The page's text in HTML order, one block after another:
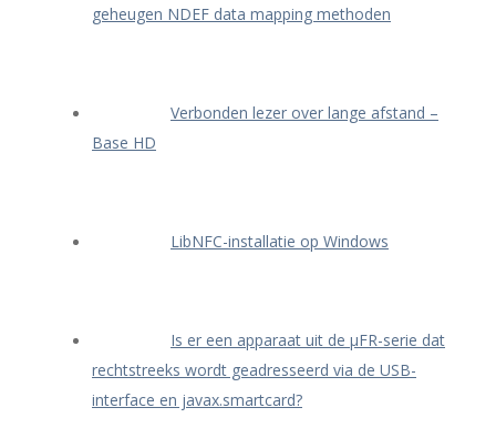
geheugen NDEF data mapping methoden
Verbonden lezer over lange afstand –
Base HD
LibNFC-installatie op Windows
Is er een apparaat uit de μFR-serie dat
rechtstreeks wordt geadresseerd via de USB-
interface en javax.smartcard?